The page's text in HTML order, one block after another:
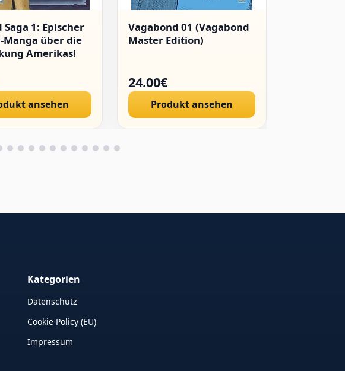
1: Epischer
Manga über die
Amerikas!
ansehen
Vagabond 01 (Vagabond
Master Edition)
24.00€
Produkt ansehen
Kategorien
Datenschutz
Cookie Policy (EU)
Impressum